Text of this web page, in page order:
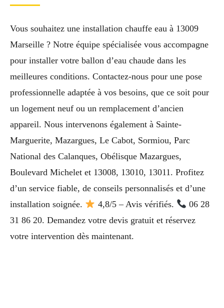
Vous souhaitez une installation chauffe eau à 13009
Marseille ? Notre équipe spécialisée vous accompagne
pour installer votre ballon d’eau chaude dans les
meilleures conditions. Contactez-nous pour une pose
professionnelle adaptée à vos besoins, que ce soit pour
un logement neuf ou un remplacement d’ancien
appareil. Nous intervenons également à Sainte-
Marguerite, Mazargues, Le Cabot, Sormiou, Parc
National des Calanques, Obélisque Mazargues,
Boulevard Michelet et 13008, 13010, 13011. Profitez
d’un service fiable, de conseils personnalisés et d’une
installation soignée.
4,8/5 – Avis vérifiés.
06 28
31 86 20. Demandez votre devis gratuit et réservez
votre intervention dès maintenant.